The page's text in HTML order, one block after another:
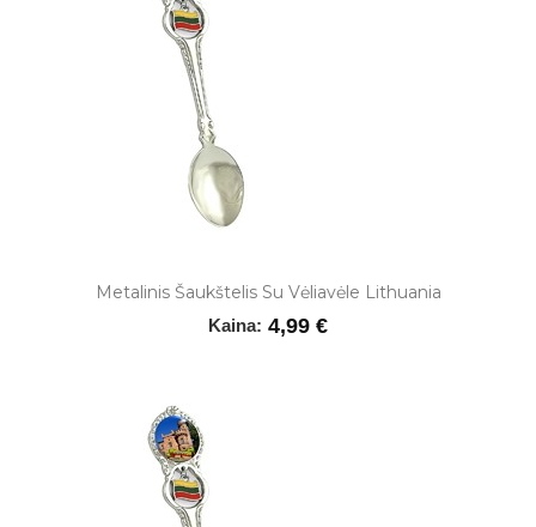
Metalinis Šaukštelis Su Vėliavėle Lithuania
Kaina: 4,99 €